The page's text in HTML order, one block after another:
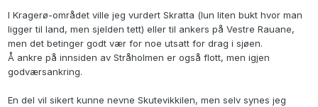
I Kragerø-området ville jeg vurdert Skratta (lun liten bukt hvor man
ligger til land, men sjelden tett) eller til ankers på Vestre Rauane,
men det betinger godt vær for noe utsatt for drag i sjøen.
Å ankre på innsiden av Stråholmen er også flott, men igjen
godværsankring.
En del vil sikert kunne nevne Skutevikkilen, men selv synes jeg